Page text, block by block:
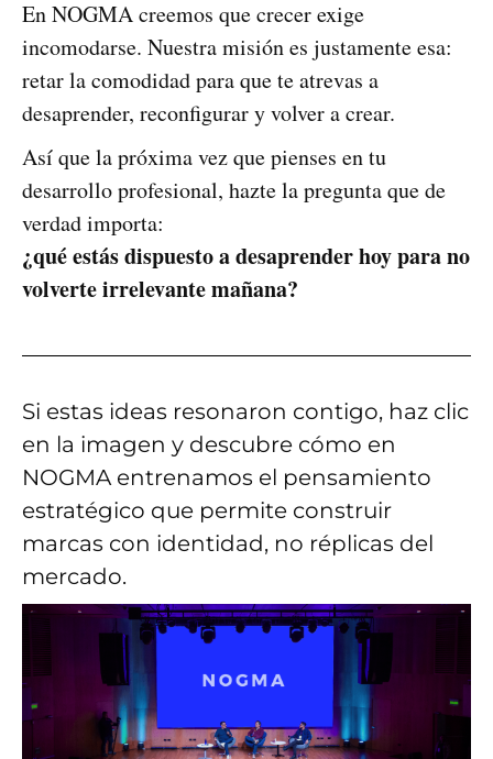
En NOGMA creemos que crecer exige
incomodarse. Nuestra misión es justamente esa:
retar la comodidad para que te atrevas a
desaprender, reconfigurar y volver a crear.
Así que la próxima vez que pienses en tu
desarrollo profesional, hazte la pregunta que de
verdad importa:
¿qué estás dispuesto a desaprender hoy para no
volverte irrelevante mañana?
Si estas ideas resonaron contigo, haz clic
en la imagen y descubre cómo en
NOGMA entrenamos el pensamiento
estratégico que permite construir
marcas con identidad, no réplicas del
mercado.